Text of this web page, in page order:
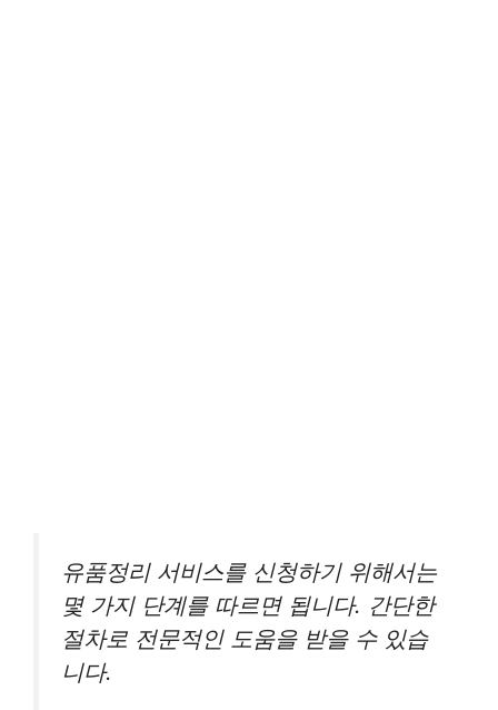
유품정리 서비스를 신청하기 위해서는
몇 가지 단계를 따르면 됩니다. 간단한
절차로 전문적인 도움을 받을 수 있습
니다.